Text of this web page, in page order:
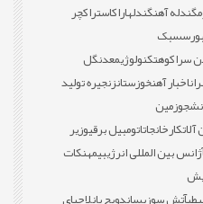
گندله آهنگندلهاراکاستراکچر
سبک
سراکوهتکنولوژیمعدنگل
اخبار آهنخوزستانزنجیره تولید
زمین
کارخانجاتاتومبیل برقیوزیر
بین المللی انرژیبیمهنکات